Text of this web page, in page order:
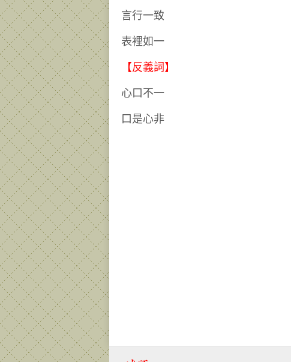
言行一致
表裡如一
【反義詞】
心口不一
口是心非